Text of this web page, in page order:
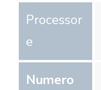
Processor
e
Numero